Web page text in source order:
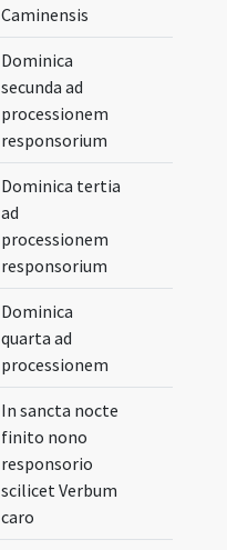
Caminensis
Dominica
secunda ad
processionem
responsorium
Dominica tertia
ad
processionem
responsorium
Dominica
quarta ad
processionem
In sancta nocte
finito nono
responsorio
scilicet Verbum
caro